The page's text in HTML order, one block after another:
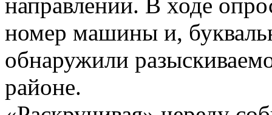
направлении. В ходе
номер машины и,
обнаружили
районе.